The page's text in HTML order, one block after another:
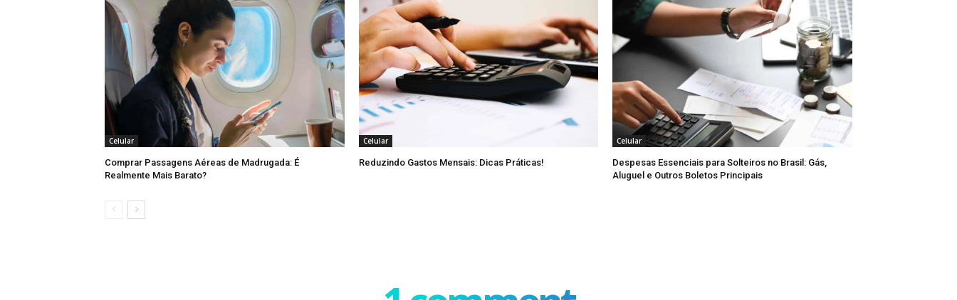
Celular
Comprar Passagens Aéreas de Madrugada: É
Realmente Mais Barato?
Celular
Reduzindo Gastos Mensais: Dicas Práticas!
Celular
Despesas Essenciais para Solteiros no Brasil: Gás,
Aluguel e Outros Boletos Principais